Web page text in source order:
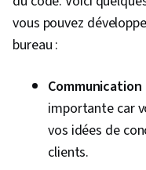
vous pouvez
bureau :
Communication
importante car
vos idées de
clients.